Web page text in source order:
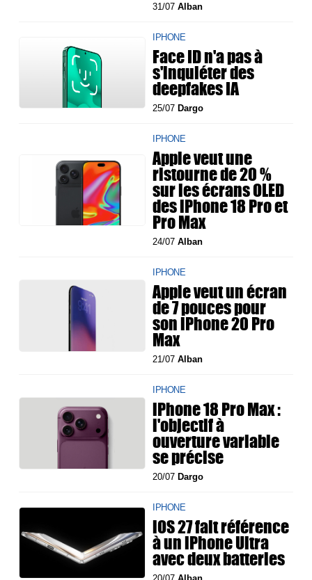
31/07Alban
IPHONE
Face ID n'a pas à
s'inquiéter des
deepfakes IA
25/07 Dargo
IPHONE
Apple veut une
ristourne de 20 %
sur les écrans OLED
des iPhone 18 Pro et
Pro Max
24/07Alban
IPHONE
Apple veut un écran
de 7 pouces pour
son iPhone 20 Pro
Max
21/07Alban
IPHONE
iPhone 18 Pro Max :
l'objectif à
ouverture variable
se précise
20/07 Dargo
IPHONE
iOS 27 fait référence
à un iPhone Ultra
avec deux batteries